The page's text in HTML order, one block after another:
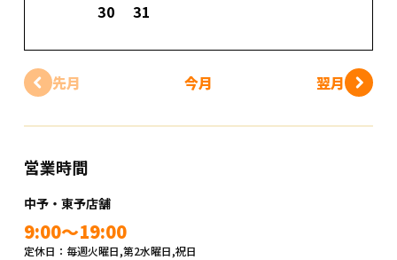
30
31
先月 今月 翌月
営業時間
中予・東予店舗
9:00～19:00
定休日：毎週火曜日,第2水曜日,祝日